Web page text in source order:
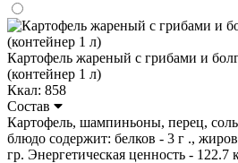
Картофель жареный с грибами и
(контейнер 1 л)
Ккал: 858
Состав
Картофель, шампиньоны, перец,
блюдо содержит: белков - 3 г .,
гр. Энергетическая ценность - 122.7